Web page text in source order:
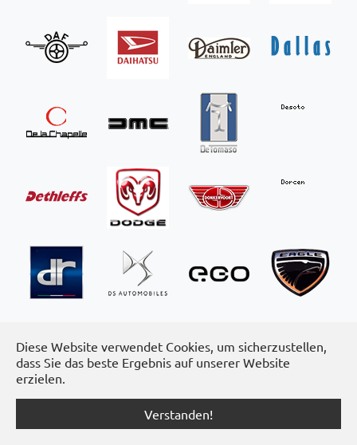
Diese Website verwendet Cookies, um sicherzustellen,
dass Sie das beste Ergebnis auf unserer Website
erzielen.
Verstanden!